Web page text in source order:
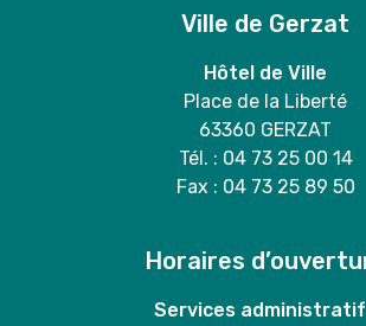
Ville de Gerzat
Hôtel de Ville
Place de la Liberté
63360 GERZAT
Tél. : 04 73 25 00 14
Fax : 04 73 25 89 50
Horaires
Services